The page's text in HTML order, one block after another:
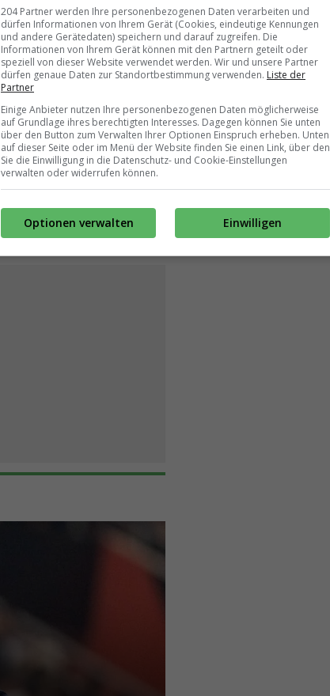
204 Partner werden Ihre personenbezogenen Daten verarbeiten und
dürfen Informationen von Ihrem Gerät (Cookies, eindeutige Kennungen
und andere Gerätedaten) speichern und darauf zugreifen. Die
Informationen von Ihrem Gerät können mit den Partnern geteilt oder
speziell von dieser Website verwendet werden. Wir und unsere Partner
dürfen genaue Daten zur Standortbestimmung verwenden. Liste der
Partner
Einige Anbieter nutzen Ihre personenbezogenen Daten möglicherweise
auf Grundlage ihres berechtigten Interesses. Dagegen können Sie unten
über den Button zum Verwalten Ihrer Optionen Einspruch erheben. Unten
auf dieser Seite oder im Menü der Website finden Sie einen Link, über den
Sie die Einwilligung in die Datenschutz- und Cookie-Einstellungen
verwalten oder widerrufen können.
Einwilligen
Optionen verwalten